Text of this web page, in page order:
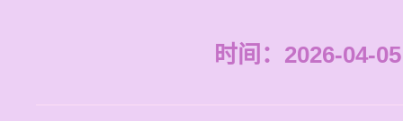
时间：2026-04-